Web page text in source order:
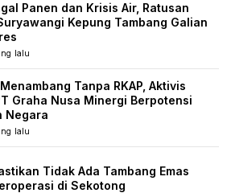
Panen dan Krisis Air, Ratusan
Kepung Tambang Galian
lalu
Tanpa RKAP, Aktivis
Graha Nusa Minergi Berpotensi
Negara
lalu
Tidak Ada Tambang Emas
di Sekotong